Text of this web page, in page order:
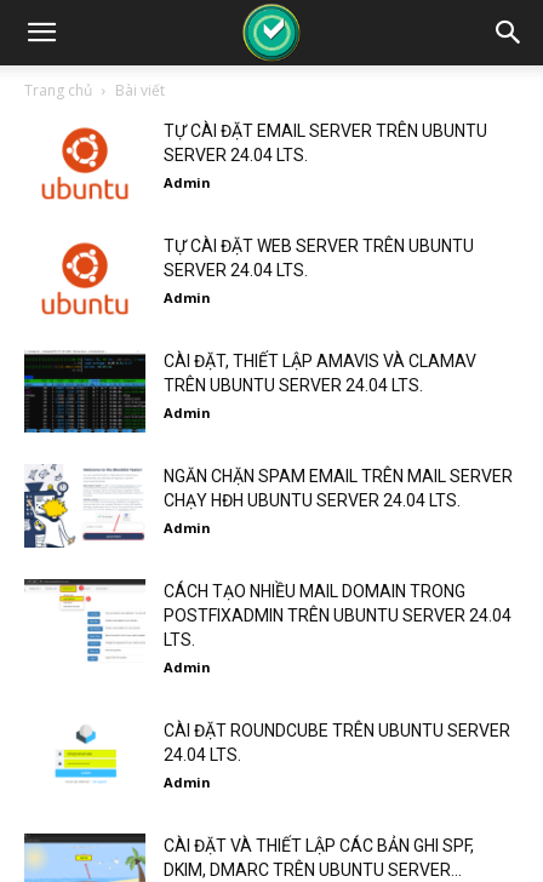
Trang chủ Bài viết
TỰ CÀI ĐẶT EMAIL SERVER TRÊN UBUNTU
SERVER 24.04 LTS.
Admin
TỰ CÀI ĐẶT WEB SERVER TRÊN UBUNTU
SERVER 24.04 LTS.
Admin
CÀI ĐẶT, THIẾT LẬP AMAVIS VÀ CLAMAV
TRÊN UBUNTU SERVER 24.04 LTS.
Admin
NGĂN CHẶN SPAM EMAIL TRÊN MAIL SERVER
CHẠY HĐH UBUNTU SERVER 24.04 LTS.
Admin
CÁCH TẠO NHIỀU MAIL DOMAIN TRONG
POSTFIXADMIN TRÊN UBUNTU SERVER 24.04
LTS.
Admin
CÀI ĐẶT ROUNDCUBE TRÊN UBUNTU SERVER
24.04 LTS.
Admin
CÀI ĐẶT VÀ THIẾT LẬP CÁC BẢN GHI SPF,
DKIM, DMARC TRÊN UBUNTU SERVER...